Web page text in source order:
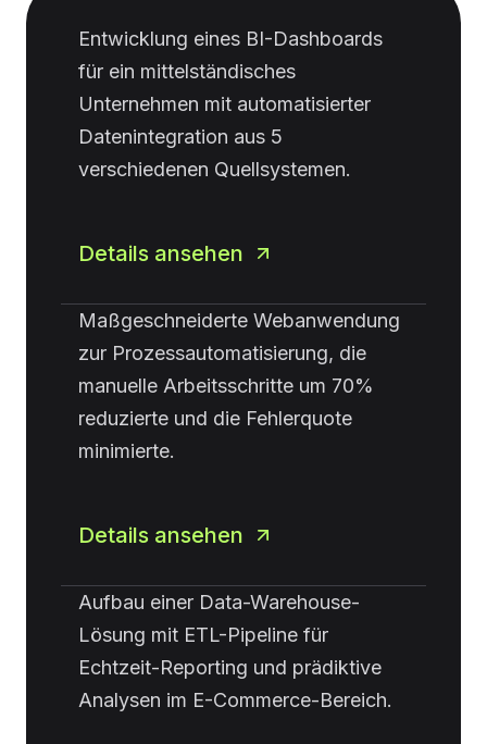
Entwicklung eines BI-Dashboards
für ein mittelständisches
Unternehmen mit automatisierter
Datenintegration aus 5
verschiedenen Quellsystemen.
Details ansehen
Maßgeschneiderte Webanwendung
zur Prozessautomatisierung, die
manuelle Arbeitsschritte um 70%
reduzierte und die Fehlerquote
minimierte.
Details ansehen
Aufbau einer Data-Warehouse-
Lösung mit ETL-Pipeline für
Echtzeit-Reporting und prädiktive
Analysen im E-Commerce-Bereich.